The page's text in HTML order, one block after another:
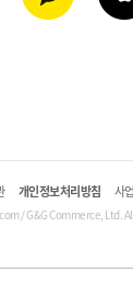
개인정보처리방침 사
/ G&G Commerce, Ltd.